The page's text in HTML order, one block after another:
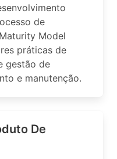
de
Model
práticas de
gestão de
e manutenção.
De